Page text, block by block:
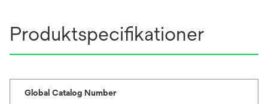
Produktspecifikationer
Global Catalog Number